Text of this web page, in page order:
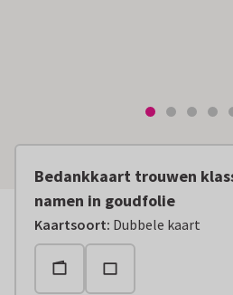
Bedankkaart trouwen
namen in goudfolie
Kaartsoort: Dubbele kaart